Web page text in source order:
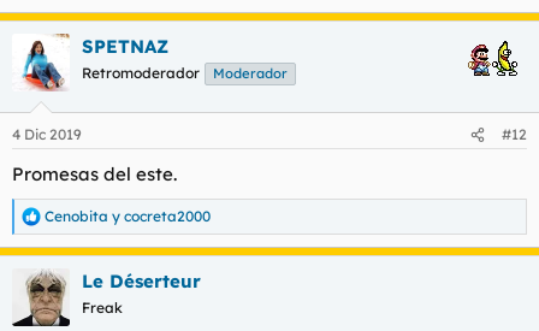
SPETNAZ
Retromoderador Moderador
4 Dic 2019 #12
Promesas del este.
R
e
a
c
c
i
Cenobita y cocreta2000
Le Déserteur
Freak